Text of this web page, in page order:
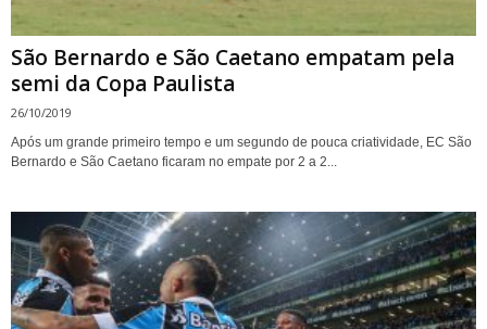
São Bernardo e São Caetano empatam pela
semi da Copa Paulista
26/10/2019
Após um grande primeiro tempo e um segundo de pouca criatividade, EC São
Bernardo e São Caetano ficaram no empate por 2 a 2...